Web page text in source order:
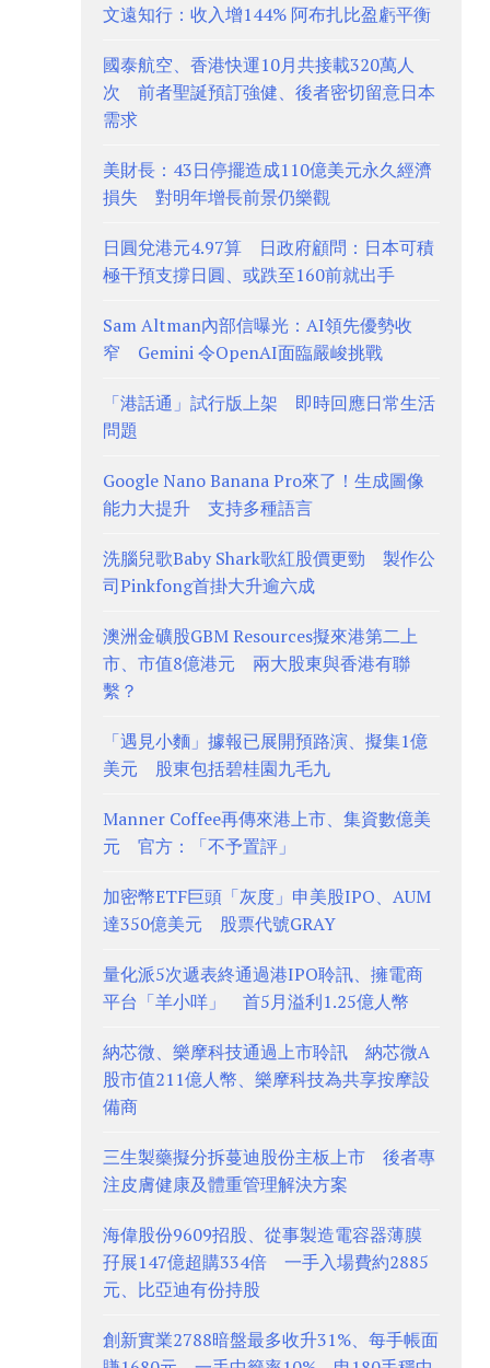
文遠知行：收入增144% 阿布扎比盈虧平衡
國泰航空、香港快運10月共接載320萬人
次 前者聖誕預訂強健、後者密切留意日本
需求
美財長：43日停擺造成110億美元永久經濟
損失 對明年增長前景仍樂觀
日圓兌港元4.97算 日政府顧問：日本可積
極干預支撐日圓、或跌至160前就出手
Sam Altman內部信曝光：AI領先優勢收
窄 Gemini 令OpenAI面臨嚴峻挑戰
「港話通」試行版上架 即時回應日常生活
問題
Google Nano Banana Pro來了！生成圖像
能力大提升 支持多種語言
洗腦兒歌Baby Shark歌紅股價更勁 製作公
司Pinkfong首掛大升逾六成
澳洲金礦股GBM Resources擬來港第二上
市、市值8億港元 兩大股東與香港有聯
繫？
「遇見小麵」據報已展開預路演、擬集1億
美元 股東包括碧桂園九毛九
Manner Coffee再傳來港上市、集資數億美
元 官方：「不予置評」
加密幣ETF巨頭「灰度」申美股IPO、AUM
達350億美元 股票代號GRAY
量化派5次遞表終通過港IPO聆訊、擁電商
平台「羊小咩」 首5月溢利1.25億人幣
納芯微、樂摩科技通過上市聆訊 納芯微A
股市值211億人幣、樂摩科技為共享按摩設
備商
三生製藥擬分拆蔓迪股份主板上市 後者專
注皮膚健康及體重管理解決方案
海偉股份9609招股、從事製造電容器薄膜
孖展147億超購334倍 一手入場費約2885
元、比亞迪有份持股
創新實業2788暗盤最多收升31%、每手帳面